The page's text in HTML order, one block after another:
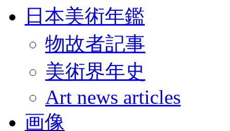
日本美術年鑑
物故者記事
美術界年史
Art news articles
画像